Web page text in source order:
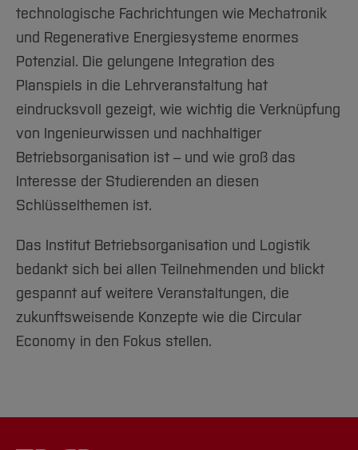
technologische Fachrichtungen wie Mechatronik
und Regenerative Energiesysteme enormes
Potenzial. Die gelungene Integration des
Planspiels in die Lehrveranstaltung hat
eindrucksvoll gezeigt, wie wichtig die Verknüpfung
von Ingenieurwissen und nachhaltiger
Betriebsorganisation ist – und wie groß das
Interesse der Studierenden an diesen
Schlüsselthemen ist.
Das Institut Betriebsorganisation und Logistik
bedankt sich bei allen Teilnehmenden und blickt
gespannt auf weitere Veranstaltungen, die
zukunftsweisende Konzepte wie die Circular
Economy in den Fokus stellen.